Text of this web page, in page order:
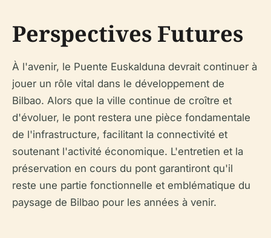
Perspectives Futures
À l'avenir, le Puente Euskalduna devrait continuer à
jouer un rôle vital dans le développement de
Bilbao. Alors que la ville continue de croître et
d'évoluer, le pont restera une pièce fondamentale
de l'infrastructure, facilitant la connectivité et
soutenant l'activité économique. L'entretien et la
préservation en cours du pont garantiront qu'il
reste une partie fonctionnelle et emblématique du
paysage de Bilbao pour les années à venir.